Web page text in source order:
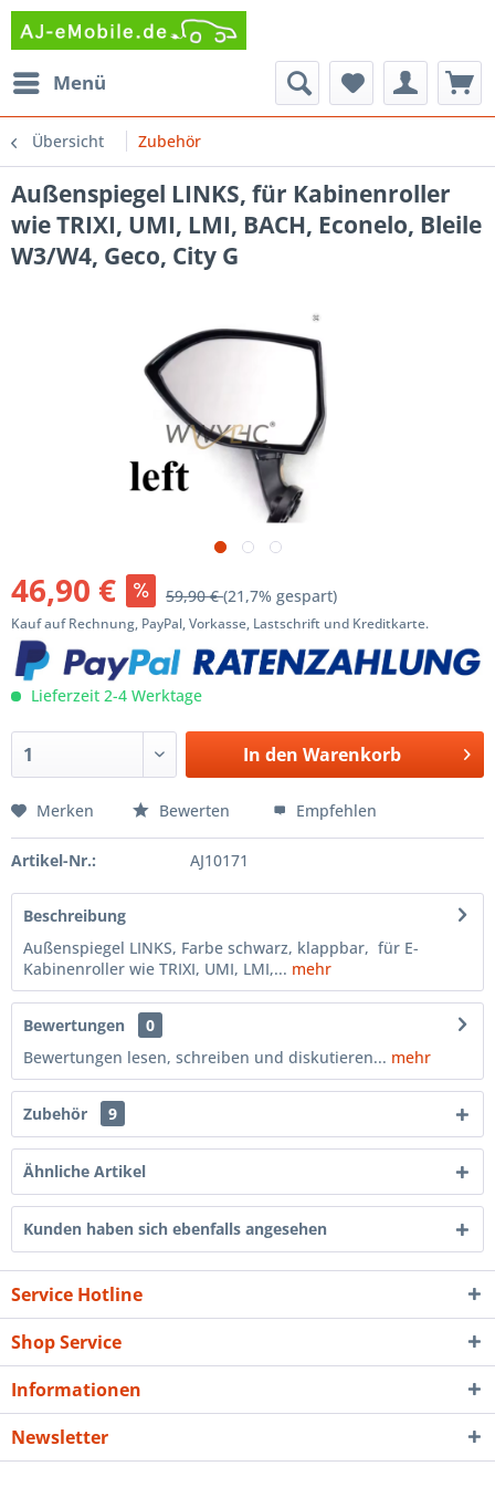
Menü
Übersicht Zubehör
Außenspiegel LINKS, für Kabinenroller
wie TRIXI, UMI, LMI, BACH, Econelo, Bleile
W3/W4, Geco, City G
46,90 € 59,90 €(21,7% gespart)
Kauf auf Rechnung, PayPal, Vorkasse, Lastschrift und Kreditkarte.
Lieferzeit 2-4 Werktage
In den Warenkorb
Merken Bewerten Empfehlen
Artikel-Nr.: AJ10171
Beschreibung
Außenspiegel LINKS, Farbe schwarz, klappbar, für E-
Kabinenroller wie TRIXI, UMI, LMI,... mehr
Bewertungen
0
Bewertungen lesen, schreiben und diskutieren... mehr
Zubehör 9
Ähnliche Artikel
Kunden haben sich ebenfalls angesehen
Service Hotline
Shop Service
Informationen
Newsletter